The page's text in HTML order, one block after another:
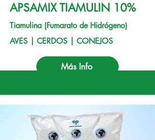
APSAMIX TIAMULIN 10%
Tiamulina (Fumarato de Hidrógeno)
AVES | CERDOS | CONEJOS
Más Info